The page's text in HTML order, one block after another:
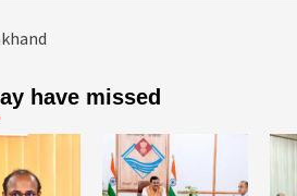
have missed